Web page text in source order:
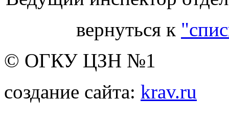
вернуться к
© ОГКУ ЦЗН №1
создание сайта: krav.ru